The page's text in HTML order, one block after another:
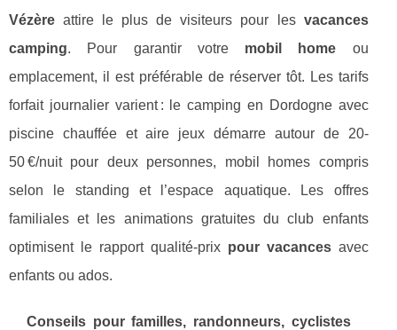
Vézère attire le plus de visiteurs pour les vacances
camping. Pour garantir votre mobil home ou
emplacement, il est préférable de réserver tôt. Les tarifs
forfait journalier varient : le camping en Dordogne avec
piscine chauffée et aire jeux démarre autour de 20-
50 €/nuit pour deux personnes, mobil homes compris
selon le standing et l’espace aquatique. Les offres
familiales et les animations gratuites du club enfants
optimisent le rapport qualité-prix pour vacancesavec
enfants ou ados.
Conseils pour familles, randonneurs, cyclistes